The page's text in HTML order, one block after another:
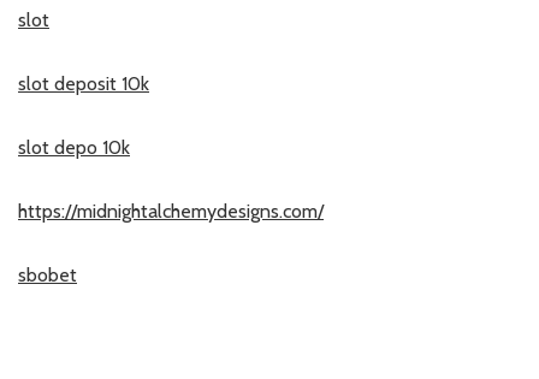
slot
slot deposit 10k
slot depo 10k
https://midnightalchemydesigns.com/
sbobet